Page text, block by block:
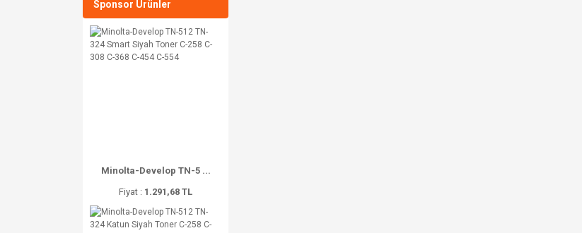
Sponsor Ürünler
Minolta-Develop TN-5 ...
Fiyat : 1.291,68 TL